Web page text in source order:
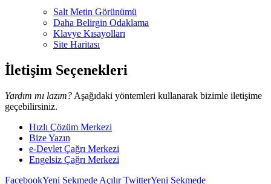
Salt Metin Görünümü
Daha Belirgin Odaklama
Klavye Kısayolları
Site Haritası
İletişim Seçenekleri
Yardım mı lazım? Aşağıdaki yöntemleri kullanarak bizimle iletişime
geçebilirsiniz.
Hızlı Çözüm Merkezi
Bize Yazın
e-Devlet Çağrı Merkezi
Engelsiz Çağrı Merkezi
FacebookYeni Sekmede AçılırTwitterYeni Sekmede